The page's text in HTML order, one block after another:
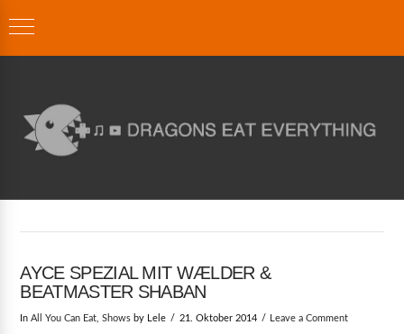
AYCE SPEZIAL MIT WÆLDER &
BEATMASTER SHABAN
InAll You Can Eat,Shows by Lele 21. Oktober 2014 Leave a Comment